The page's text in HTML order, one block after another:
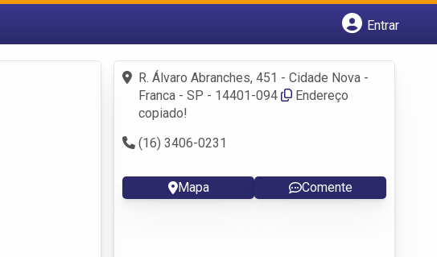
Entrar
Fazer login
Criar conta
R. Álvaro Abranches, 451 - Cidade Nova -
Franca - SP - 14401-094
Endereço
copiado!
(16) 3406-0231
Mapa Comente